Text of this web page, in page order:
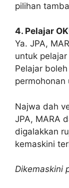
pilihan
4. Pelajar
Ya. JPA,
untuk
Pelajar
Najwa dah
JPA, MARA
digalakkan
kemaskini
Dikemaskini